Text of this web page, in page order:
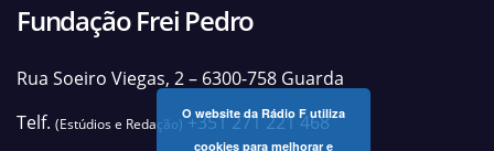
Fundação Frei Pedro
Rua Soeiro Viegas, 2 – 6300-758 Guarda
Telf. (Estúdios e Redação)+351 271 221 468
O website da Rádio F utiliza
cookies para melhorar e